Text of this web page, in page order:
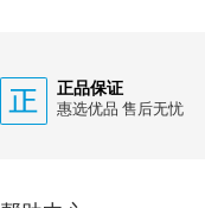
正品保证
惠选优品 售后无忧